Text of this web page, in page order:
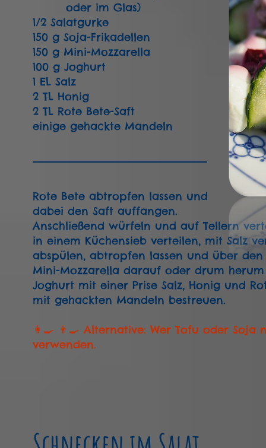
oder im Glas)
1/2 Salatgurke
150 g Soja-Frikadellen
150 g Mini-Mozzarella
100 g Joghurt
1 EL Salz
2 TL Honig
2 TL Rote Bete-Saft
einige gehackte Mandeln
Rote Bete abtropfen lassen und
dabei den Saft auffangen.
Anschließend würfeln und auf Tellern
in einem Küchensieb verteilen, mit Salz
abspülen, abtropfen lassen und über
Mini-Mozzarella darauf oder drum
Joghurt mit einer Prise Salz, Honig und
mit gehackten Mandeln bestreuen.
👩‍🍳 👨‍🍳 Alternative: Wer Tofu oder
verwenden.